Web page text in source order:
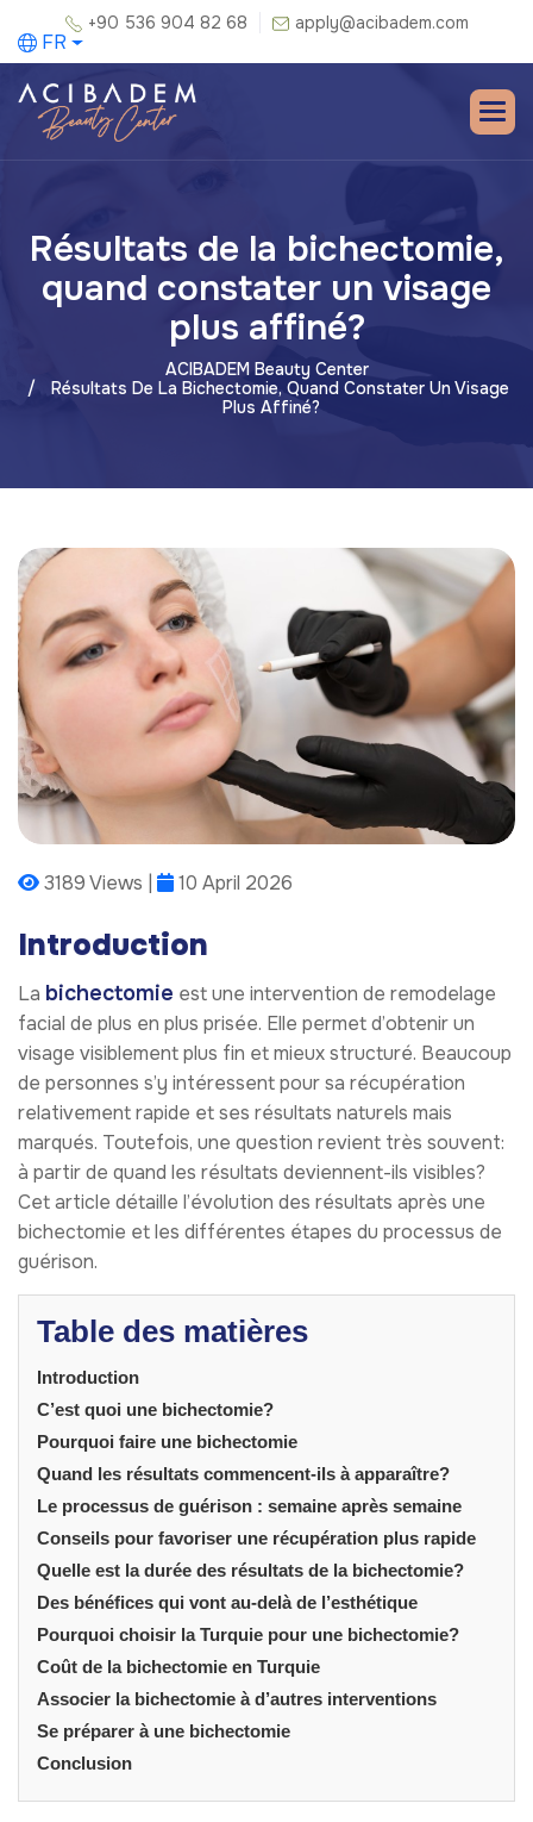
+90 536 904 82 68 apply@acibadem.com
FR
Résultats de la bichectomie,
quand constater un visage
plus affiné?
ACIBADEM Beauty Center
Résultats De La Bichectomie, Quand Constater Un Visage
Plus Affiné?
3189 Views | 10 April 2026
Introduction
La bichectomie est une intervention de remodelage
facial de plus en plus prisée. Elle permet d’obtenir un
visage visiblement plus fin et mieux structuré. Beaucoup
de personnes s’y intéressent pour sa récupération
relativement rapide et ses résultats naturels mais
marqués. Toutefois, une question revient très souvent:
à partir de quand les résultats deviennent-ils visibles?
Cet article détaille l’évolution des résultats après une
bichectomie et les différentes étapes du processus de
guérison.
Table des matières
Introduction
C’est quoi une bichectomie?
Pourquoi faire une bichectomie
Quand les résultats commencent-ils à apparaître?
Le processus de guérison : semaine après semaine
Conseils pour favoriser une récupération plus rapide
Quelle est la durée des résultats de la bichectomie?
Des bénéfices qui vont au-delà de l’esthétique
Pourquoi choisir la Turquie pour une bichectomie?
Coût de la bichectomie en Turquie
Associer la bichectomie à d’autres interventions
Se préparer à une bichectomie
Conclusion